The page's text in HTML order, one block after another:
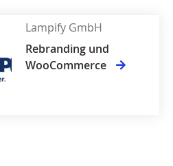
Lampify GmbH
Rebranding und
WooCommerce